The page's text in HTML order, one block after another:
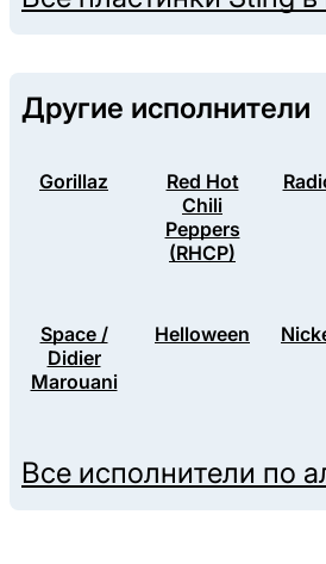
Другие исполнители
Gorillaz
Red Hot
Chili
Peppers
(RHCP)
Space /
Didier
Marouani
Helloween
Все исполнители по